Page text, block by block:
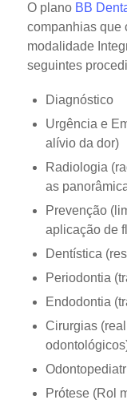
O plano BB
companhias que
modalidade
seguintes
Diagnóstico
Urgência e
alívio da dor)
Radiologia
as
Prevenção
aplicação de
Dentística
Periodontia
Endodontia
Cirurgias
Prótese (Rol